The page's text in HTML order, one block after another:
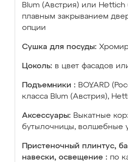
Blum (Австрия) или Hettich
плавным закрыванием
опции
Сушка для посуды:
Цоколь: в цвет фасадов
Подъемники : BOYARD
класса Blum (Австрия),
Аксессуары: Выкатные
бутылочницы, волшебные
Пристеночный плинтус,
навески, освещение : по